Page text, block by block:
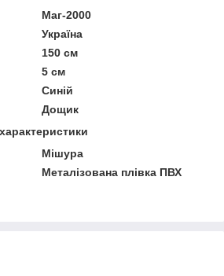
Маг-2000
Україна
150 см
5 см
Синій
Дощик
Мішура
Металізована плівка ПВХ